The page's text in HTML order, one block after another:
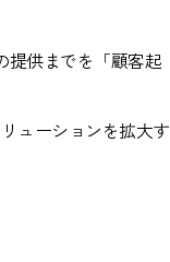
提供までを「顧客起
ューションを拡大す